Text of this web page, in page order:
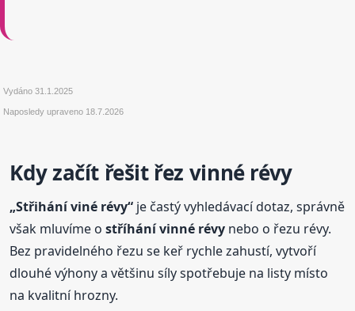
Vydáno31.1.2025
Naposledy upraveno 18.7.2026
Kdy začít řešit řez vinné révy
„Střihání viné révy“ je častý vyhledávací dotaz, správně
však mluvíme ostříhání vinné révy nebo o řezu révy.
Bez pravidelného řezu se keř rychle zahustí, vytvoří
dlouhé výhony a většinu síly spotřebuje na listy místo
na kvalitní hrozny.